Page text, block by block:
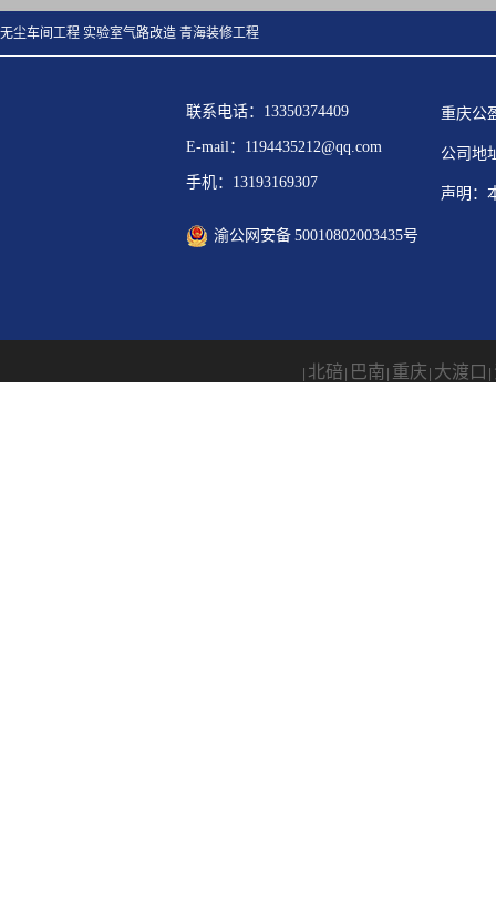
无尘车间工程 实验室气路改造 青海装修工程
联系电话：13350374409
E-mail：1194435212@qq.com
手机：13193169307
重庆公
公司地
声明：
渝公网安备 50010802003435号
北碚 巴南 重庆 大渡口